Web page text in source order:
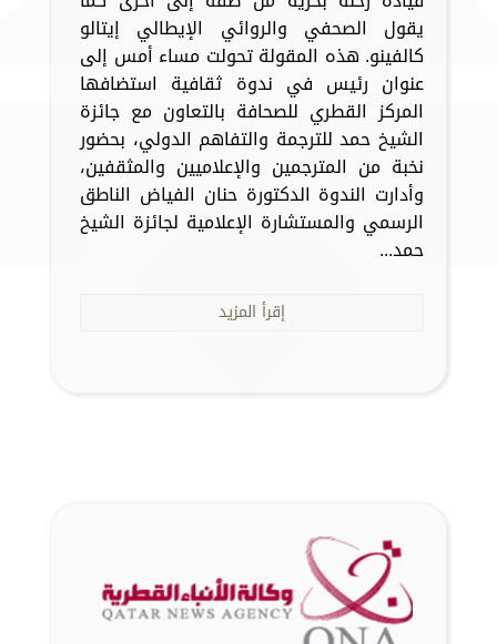
يقول الصحفي والروائي الإيطالي إيتالو
كالفينو. هذه المقولة تحولت مساء أمس إلى
عنوان رئيس في ندوة ثقافية استضافها
المركز القطري للصحافة بالتعاون مع جائزة
الشيخ حمد للترجمة والتفاهم الدولي، بحضور
نخبة من المترجمين والإعلاميين والمثقفين،
وأدارت الندوة الدكتورة حنان الفياض الناطق
الرسمي والمستشارة الإعلامية لجائزة الشيخ
حمد...
إقرأ المزيد